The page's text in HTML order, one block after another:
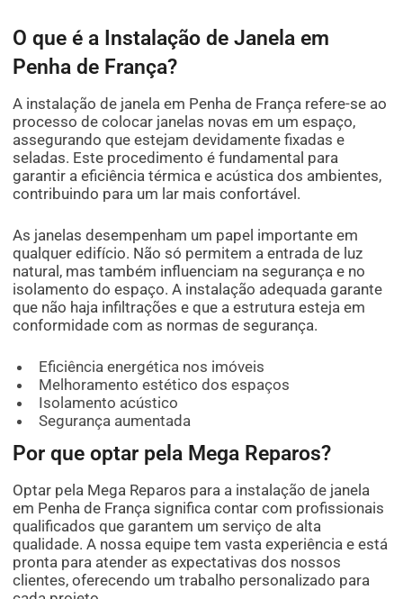
O que é a Instalação de Janela em
Penha de França?
A instalação de janela em Penha de França refere-se ao
processo de colocar janelas novas em um espaço,
assegurando que estejam devidamente fixadas e
seladas. Este procedimento é fundamental para
garantir a eficiência térmica e acústica dos ambientes,
contribuindo para um lar mais confortável.
As janelas desempenham um papel importante em
qualquer edifício. Não só permitem a entrada de luz
natural, mas também influenciam na segurança e no
isolamento do espaço. A instalação adequada garante
que não haja infiltrações e que a estrutura esteja em
conformidade com as normas de segurança.
Eficiência energética nos imóveis
Melhoramento estético dos espaços
Isolamento acústico
Segurança aumentada
Por que optar pela Mega Reparos?
Optar pela Mega Reparos para a instalação de janela
em Penha de França significa contar com profissionais
qualificados que garantem um serviço de alta
qualidade. A nossa equipe tem vasta experiência e está
pronta para atender as expectativas dos nossos
clientes, oferecendo um trabalho personalizado para